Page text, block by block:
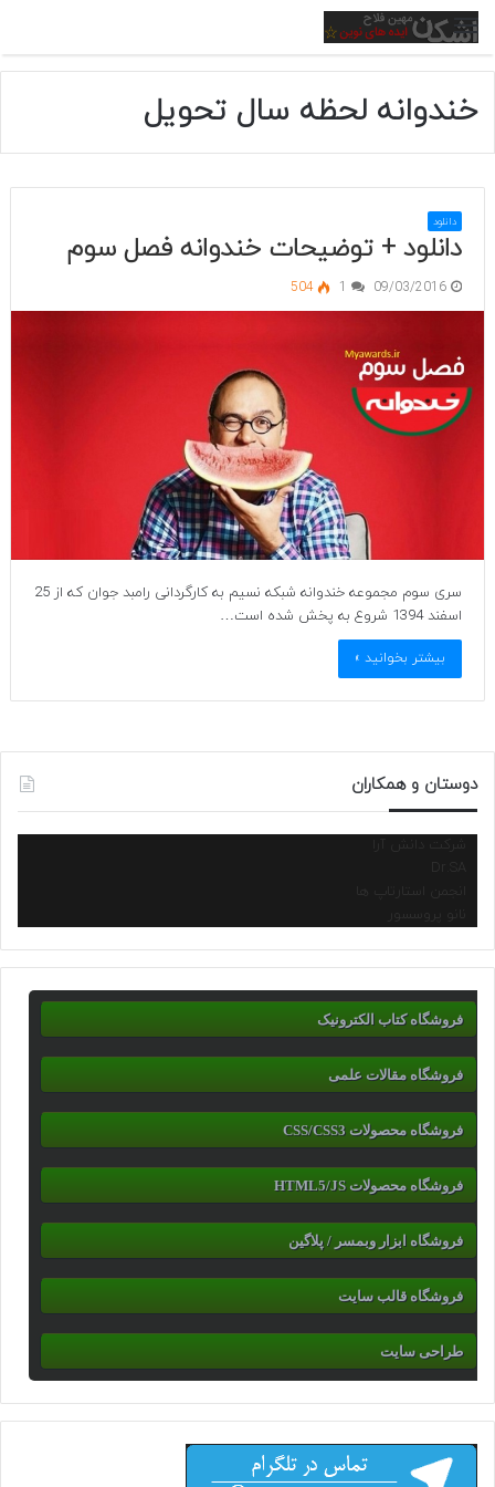
منو
خندوانه لحظه سال تحویل
دانلود
دانلود + توضیحات خندوانه فصل سوم
09/03/2016
1
504
سری سوم مجموعه خندوانه شبکه نسیم به کارگردانی رامبد جوان که از 25
اسفند 1394 شروع به پخش شده است…
بیشتر بخوانید »
دوستان و همکاران
شرکت دانش آرا
انجمن استارتاپ ها
نانو پروسسور
فروشگاه کتاب الکترونیک
فروشگاه مقالات علمی
فروشگاه محصولات CSS/CSS3
فروشگاه محصولات HTML5/JS
فروشگاه ابزار وبمسر / پلاگین
فروشگاه قالب سایت
طراحی سایت